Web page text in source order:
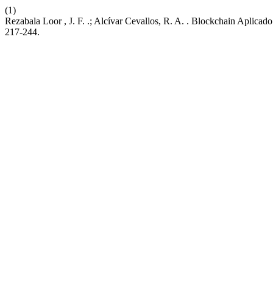
(1)
Rezabala Loor , J. F. .; Alcívar Cevallos, R. A. . Blockchain
217-244.